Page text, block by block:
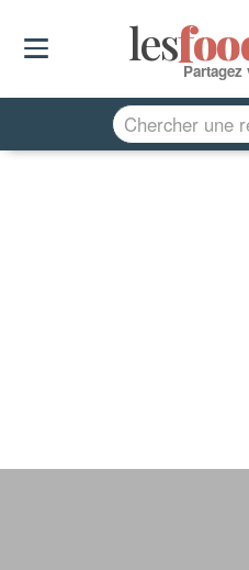
lesfo
Partagez